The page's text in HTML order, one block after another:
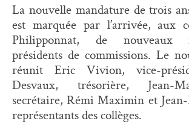
La nouvelle mandature de trois
est marquée par l’arrivée, aux
Philipponnat, de nouveaux
présidents de commissions. Le
réunit Eric Vivion, vice-
Desvaux, trésorière, Jean-
secrétaire, Rémi Maximin et
représentants des collèges.